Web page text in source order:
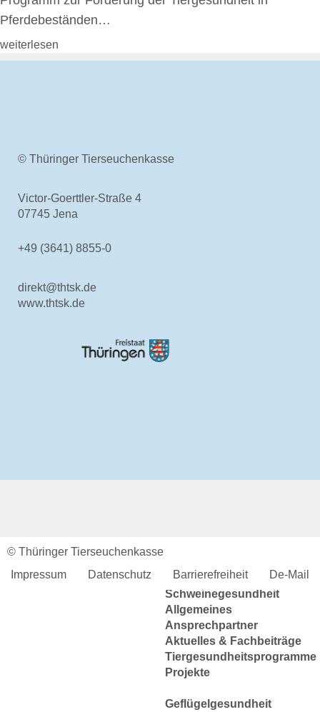
Anträge und Downloads
Voraussetzung
Online-Service
Rindergesundheit
Schweinegesundheit
Allgemeines
Ansprechpartner
Aktuelles & Fachbeiträge
Tiergesundheitsprogramme
Projekte
Geflügelgesundheit
Pferdebeständen…
weiterlesen
© Thüringer Tierseuchenkasse
Victor-Goerttler-Straße 4
07745 Jena
+49 (3641) 8855-0
direkt@thtsk.de
www.thtsk.de
© Thüringer Tierseuchenkasse
Impressum
Datenschutz Barrierefreiheit De-Mail